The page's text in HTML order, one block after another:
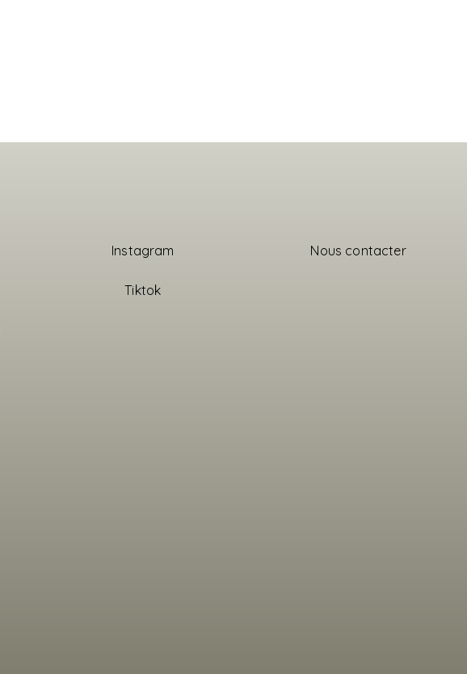
Instagram
Tiktok
Nous contacter